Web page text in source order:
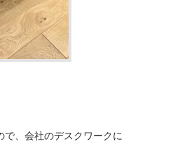
で、会社のデスクワークに